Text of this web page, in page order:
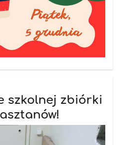
szkolnej zbiórki